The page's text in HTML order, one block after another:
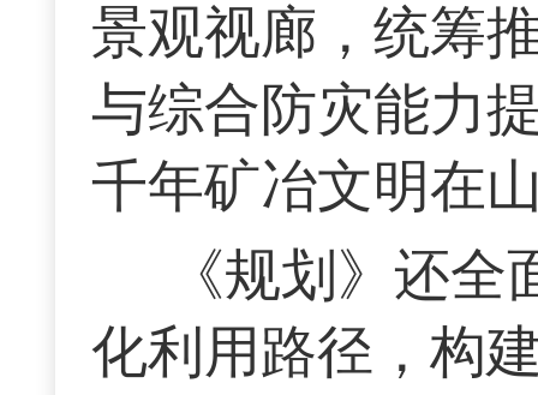
景观视廊，统筹
与综合防灾能力
千年矿冶文明在
《规划》还
化利用路径，构